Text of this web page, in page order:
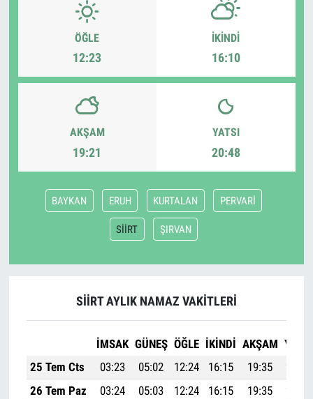
ÖĞLE
12:23
İKINDI
16:10
AKŞAM
19:21
YATSI
20:48
BAYKAN ERUH KURTALAN PERVARİ
SİİRT ŞIRVAN
SİİRT AYLIK NAMAZ VAKITLERI
İMSAK GÜNEŞ ÖĞLE İKINDI AKŞAM YATSI
25 Tem Cts
03:23 05:02 12:24 16:15 19:35
26 Tem Paz
03:24 05:03 12:24 16:15 19:35